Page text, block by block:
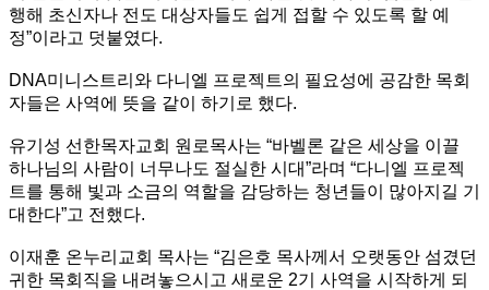
행해 초신자나 전도 대상자들도 쉽게 접할 수 있도록 할 예
정”이라고 덧붙였다.
DNA미니스트리와 다니엘 프로젝트의 필요성에 공감한 목회
자들은 사역에 뜻을 같이 하기로 했다.
유기성 선한목자교회 원로목사는 “바벨론 같은 세상을 이끌
하나님의 사람이 너무나도 절실한 시대”라며 “다니엘 프로젝
트를 통해 빛과 소금의 역할을 감당하는 청년들이 많아지길 기
대한다”고 전했다.
이재훈 온누리교회 목사는 “김은호 목사께서 오랫동안 섬겼던
귀한 목회직을 내려놓으시고 새로운 2기 사역을 시작하게 되